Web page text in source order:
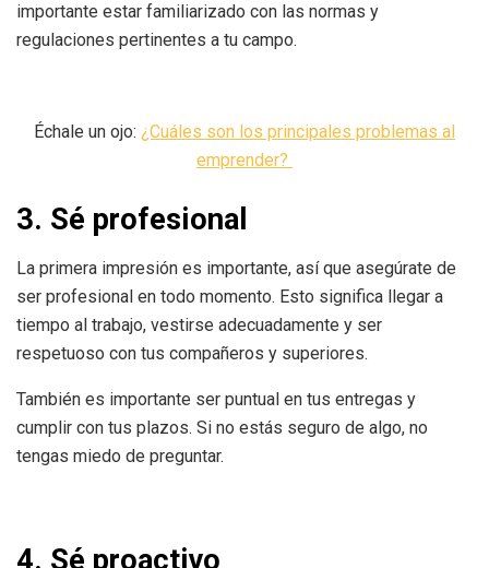
importante estar familiarizado con las normas y
regulaciones pertinentes a tu campo.
Échale un ojo: ¿Cuáles son los principales problemas al
emprender?
3. Sé profesional
La primera impresión es importante, así que asegúrate de
ser profesional en todo momento. Esto significa llegar a
tiempo al trabajo, vestirse adecuadamente y ser
respetuoso con tus compañeros y superiores.
También es importante ser puntual en tus entregas y
cumplir con tus plazos. Si no estás seguro de algo, no
tengas miedo de preguntar.
4. Sé proactivo